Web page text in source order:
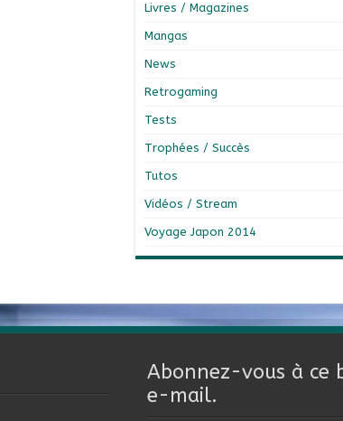
Livres / Magazines
Mangas
News
Retrogaming
Tests
Trophées / Succès
Tutos
Vidéos / Stream
Voyage Japon 2014
Abonnez-vous à ce
e-mail.